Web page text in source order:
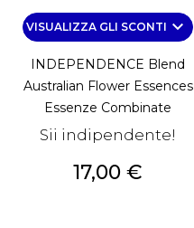
VISUALIZZA GLI SCONTI keyboard_arrow_down
INDEPENDENCE Blend
Australian Flower Essences
Essenze Combinate
Sii indipendente!
Prezzo
17,00 €